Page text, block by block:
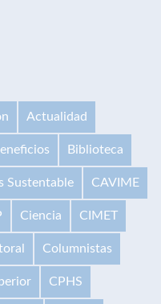
Actualidad
Biblioteca
Sustentable CAVIME
Ciencia CIMET
Columnistas
CPHS